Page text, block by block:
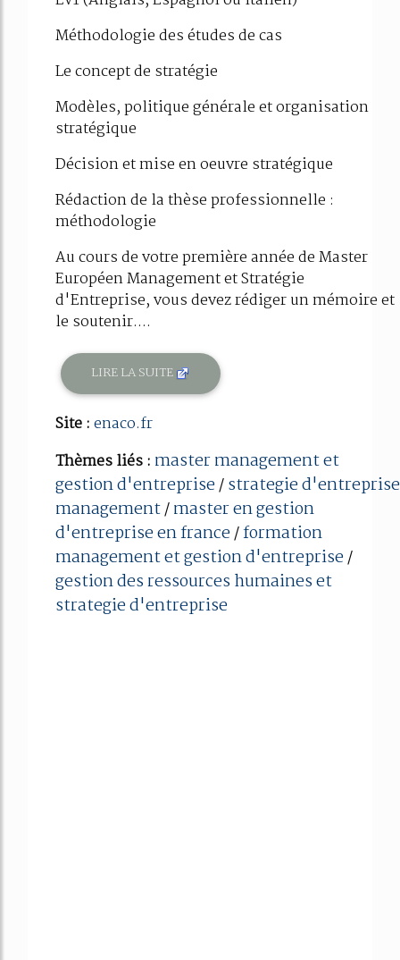
Méthodologie des études de cas
Le concept de stratégie
Modèles, politique générale et organisation
stratégique
Décision et mise en oeuvre stratégique
Rédaction de la thèse professionnelle :
méthodologie
Au cours de votre première année de Master
Européen Management et Stratégie
d'Entreprise, vous devez rédiger un mémoire et
le soutenir....
LIRE LA SUITE
Site :enaco.fr
Thèmes liés : master management et
gestion d'entreprise/strategie d'entreprise
management/master en gestion
d'entreprise en france/formation
management et gestion d'entreprise/
gestion des ressources humaines et
strategie d'entreprise